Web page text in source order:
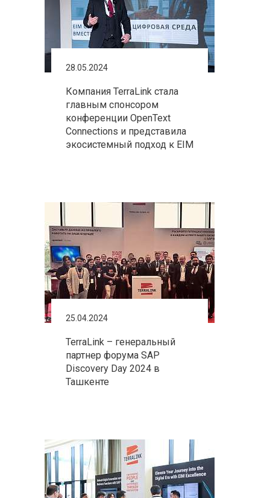
28.05.2024
Компания TerraLink стала
главным спонсором
конференции OpenText
Connections и представила
экосистемный подход к EIM
25.04.2024
TerraLink – генеральный
партнер форума SAP
Discovery Day 2024 в
Ташкенте